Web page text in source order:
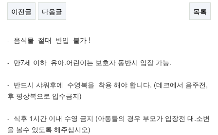
이전글 다음글 목록
- 음식물 절대 반입 불가 !
- 만7세 이하 유아.어린이는 보호자 동반시 입장 가능.
- 반드시 샤워후에 수영복을 착용 해야 합니다. (데크에서 음주전,
후 평상복으로 입수금지)
- 식후 1시간 이내 수영 금지 (아동들의 경우 부모가 입장전 대.소변
을 볼수 있도록 해주십시오)